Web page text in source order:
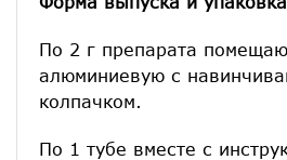
По 2 г препарата
алюминиевую с
колпачком.
По 1 тубе вместе с